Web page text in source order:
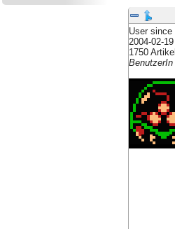
User since
2004-02-19
1750 Artikel
BenutzerIn